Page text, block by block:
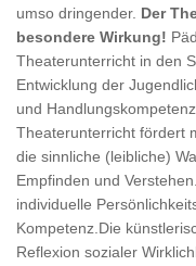
umso dringender. Der
besondere Wirkung!
Theaterunterricht in den
Entwicklung der
und
Theaterunterricht fördert
die sinnliche (leibliche)
Empfinden und
individuelle
Kompetenz.Die
Reflexion sozialer